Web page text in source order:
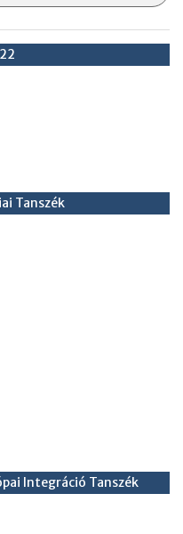
Tanszék
Integráció Tanszék